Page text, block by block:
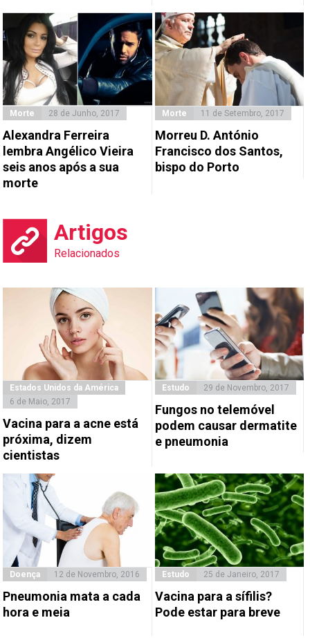
Morte 28 de Junho, 2017
Alexandra Ferreira
lembra Angélico Vieira
seis anos após a sua
morte
Morte 11 de Setembro, 2017
Morreu D. António
Francisco dos Santos,
bispo do Porto
Artigos
Relacionados
Estados Unidos da América
6 de Maio, 2017
Vacina para a acne está
próxima, dizem
cientistas
Estudo 29 de Novembro, 2017
Fungos no telemóvel
podem causar dermatite
e pneumonia
Doença 12 de Novembro, 2016
Pneumonia mata a cada
hora e meia
Estudo 25 de Janeiro, 2017
Vacina para a sífilis?
Pode estar para breve